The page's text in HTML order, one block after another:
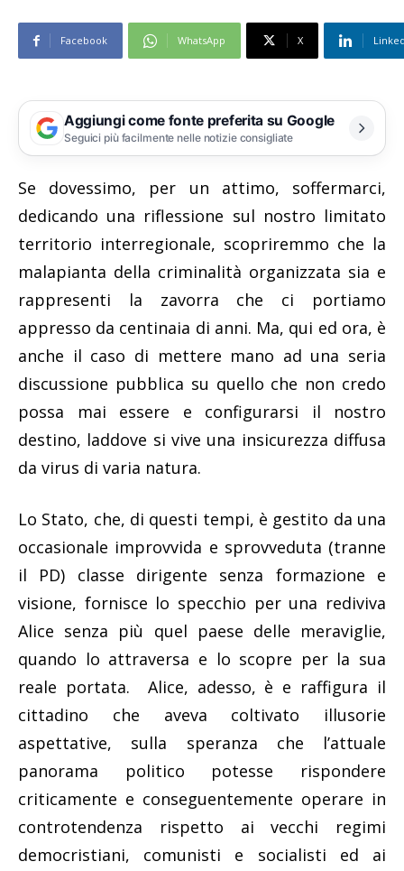
Facebook WhatsApp X
Aggiungi come fonte preferita su Google
Seguici più facilmente nelle notizie consigliate
Se dovessimo, per un attimo, soffermarci,
dedicando una riflessione sul nostro limitato
territorio interregionale, scopriremmo che la
malapianta della criminalità organizzata sia e
rappresenti la zavorra che ci portiamo
appresso da centinaia di anni. Ma, qui ed ora, è
anche il caso di mettere mano ad una seria
discussione pubblica su quello che non credo
possa mai essere e configurarsi il nostro
destino, laddove si vive una insicurezza diffusa
da virus di varia natura.
Lo Stato, che, di questi tempi, è gestito da una
occasionale improvvida e sprovveduta (tranne
il PD) classe dirigente senza formazione e
visione, fornisce lo specchio per una rediviva
Alice senza più quel paese delle meraviglie,
quando lo attraversa e lo scopre per la sua
reale portata. Alice, adesso, è e raffigura il
cittadino che aveva coltivato illusorie
aspettative, sulla speranza che l’attuale
panorama politico potesse rispondere
criticamente e conseguentemente operare in
controtendenza rispetto ai vecchi regimi
democristiani, comunisti e socialisti ed ai